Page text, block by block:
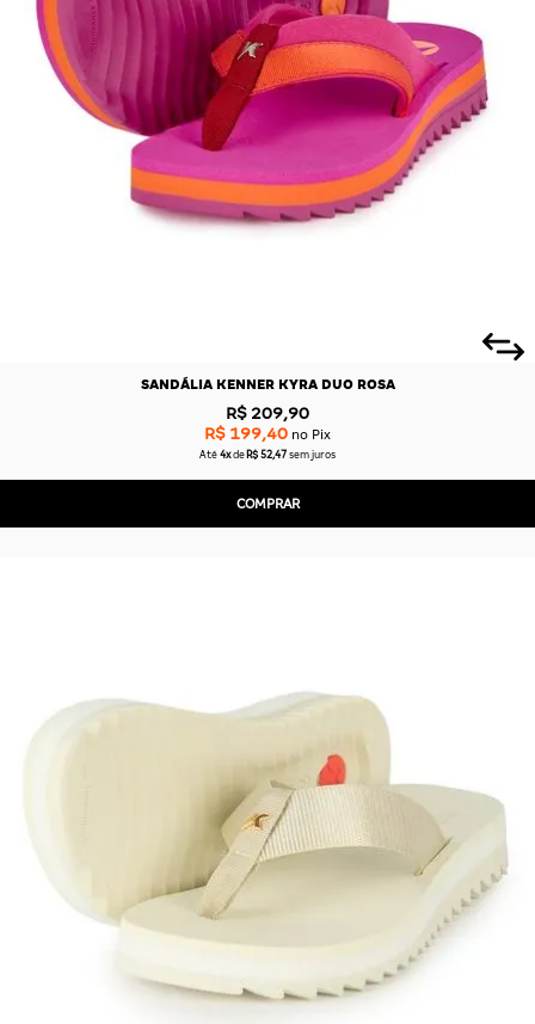
SANDÁLIA KENNER KYRA DUO ROSA
R$ 209,90
R$ 199,40 no Pix
Até 4x de R$ 52,47 sem juros
COMPRAR